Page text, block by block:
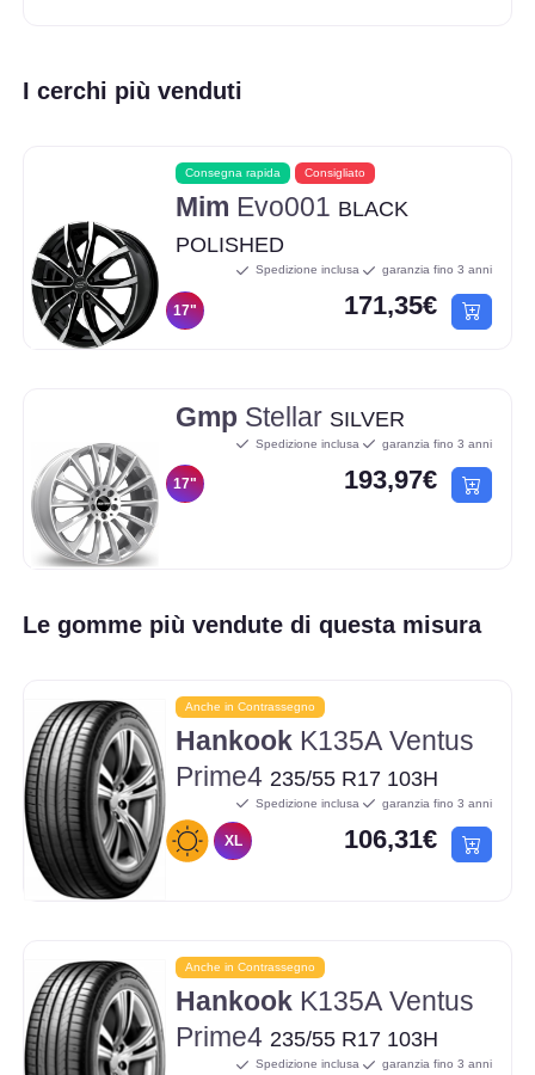
I cerchi più venduti
Consegna rapida Consigliato
Mim Evo001 BLACK
POLISHED
17"
Spedizione inclusa garanzia fino 3 anni
171,35€
Gmp Stellar SILVER
17"
Spedizione inclusa garanzia fino 3 anni
193,97€
Le gomme più vendute di questa misura
Anche in Contrassegno
Hankook K135A Ventus
Prime4 235/55 R17 103H
XL
Spedizione inclusa garanzia fino 3 anni
106,31€
Anche in Contrassegno
Hankook K135A Ventus
Prime4 235/55 R17 103H
Spedizione inclusa garanzia fino 3 anni